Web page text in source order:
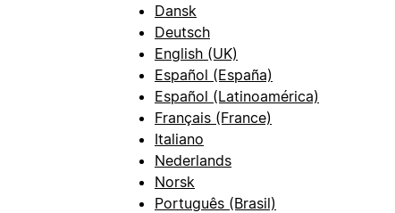
Dansk
Deutsch
English (UK)
Español (España)
Español (Latinoamérica)
Français (France)
Italiano
Nederlands
Norsk
Português (Brasil)